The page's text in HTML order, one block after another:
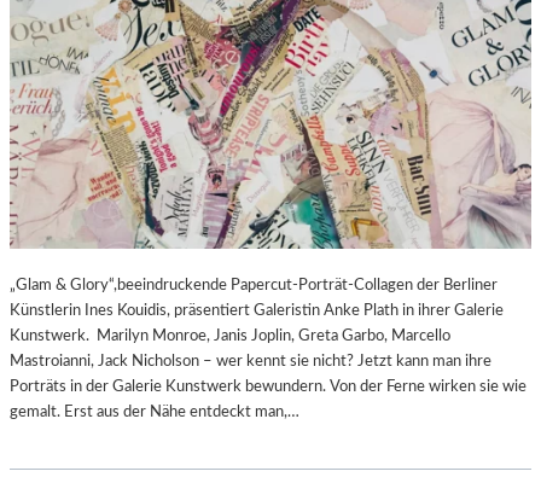
„Glam & Glory“,beeindruckende Papercut-Porträt-Collagen der Berliner
Künstlerin Ines Kouidis, präsentiert Galeristin Anke Plath in ihrer Galerie
Kunstwerk. Marilyn Monroe, Janis Joplin, Greta Garbo, Marcello
Mastroianni, Jack Nicholson – wer kennt sie nicht? Jetzt kann man ihre
Porträts in der Galerie Kunstwerk bewundern. Von der Ferne wirken sie wie
gemalt. Erst aus der Nähe entdeckt man,…